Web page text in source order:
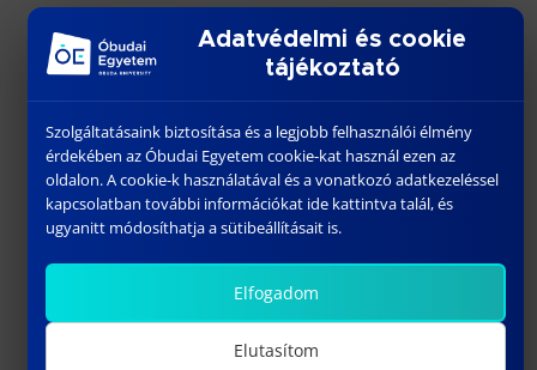
A képzés távoktatásos formában történik, de
minden egyes modul esetén 2 vagy 3 napos
konzultációt biztosítunk, amelyek csütörtöki (csak
esetenként), pénteki és szombati elfoglaltságot
jelentenek. A modulokról a mellékelt tájékoztatók
adnak bővebb információt.
Tanterv
Precíziós gazdálkodási szakmérnök
(docx)
Precíziós gazdálkodási szakember
(docx)
Adatvédelmi és cookie
tájékoztató
Szolgáltatásaink biztosítása és a legjobb felhasználói élmény
érdekében az Óbudai Egyetem cookie-kat használ ezen az
oldalon. A cookie-k használatával és a vonatkozó adatkezeléssel
kapcsolatban további információkat ide kattintva talál, és
ugyanitt módosíthatja a sütibeállításait is.
Elfogadom
Elutasítom